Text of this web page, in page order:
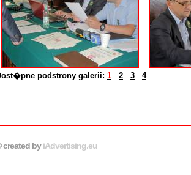
podstrony galerii: 1 2 3 4
created byiAdvertising.eu